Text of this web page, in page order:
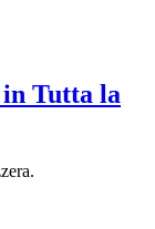
Tutta la